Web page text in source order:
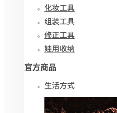
化妆工具
组装工具
修正工具
娃用收纳
官方商品
生活方式